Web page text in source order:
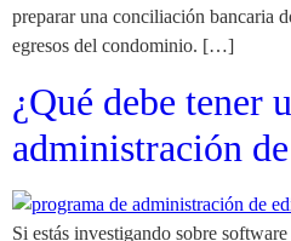
preparar una conciliación bancaria
egresos del condominio. […]
¿Qué debe tener
administración
Si estás investigando sobre